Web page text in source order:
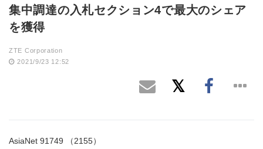
集中調達の入札セクション4で最大のシェア
を獲得
ZTE Corporation
2021/9/23 12:52
AsiaNet 91749 （2155）